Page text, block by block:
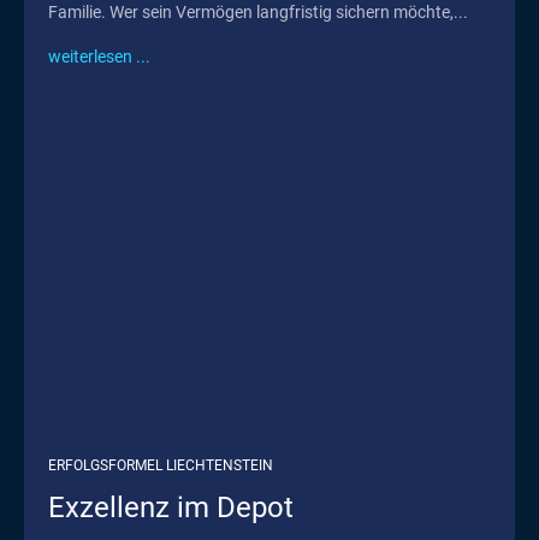
Familie. Wer sein Vermögen langfristig sichern möchte,...
weiterlesen ...
ERFOLGSFORMEL LIECHTENSTEIN
Exzellenz im Depot